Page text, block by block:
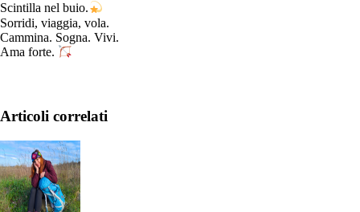
Scintilla nel buio.
Sorridi, viaggia, vola.
Cammina. Sogna. Vivi.
Ama forte.
Articoli correlati